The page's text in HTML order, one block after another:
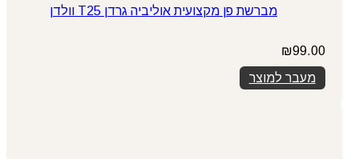
מברשת פן מקצועית אוליביה גרדן T25 וולדן
₪99.00
מעבר למוצר